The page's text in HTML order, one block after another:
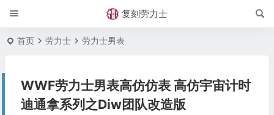
复刻劳力士
首页 劳力士 劳力士男表
WWF劳力士男表高仿仿表 高仿宇宙计时
迪通拿系列之Diw团队改造版